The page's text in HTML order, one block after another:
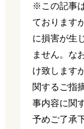
※この記事
ております
に損害が生
ません。な
け致します
関するご指
事内容に関
予めご了承